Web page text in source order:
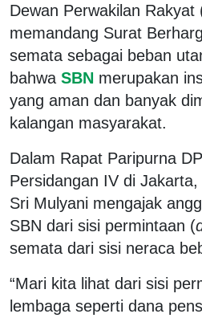
Dewan Perwakilan Rakyat
memandang Surat
semata sebagai beban
bahwa SBN merupakan
yang aman dan banyak
kalangan masyarakat.
Dalam Rapat Paripurna
Persidangan IV di
Sri Mulyani mengajak
SBN dari sisi permintaan (
semata dari sisi neraca
“Mari kita lihat dari sisi
lembaga seperti dana